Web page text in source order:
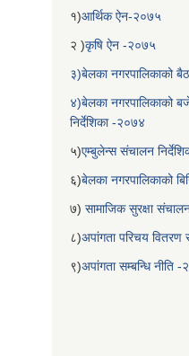
१)आर्थिक ऐन-२०७५
२ )कृषि ऐन -२०७५
३)बेलका नगरपालिकाको
४)बेलका नगरपालिकाको
निर्देशिका -२०७४
५)एम्बुलेन्स संचालन
६)बेलका नगरपालिकाको
७) सामाजिक सुरक्षा
८)अपांगता परिचय वितरण
९)अपांगता सम्बन्धि नीति -